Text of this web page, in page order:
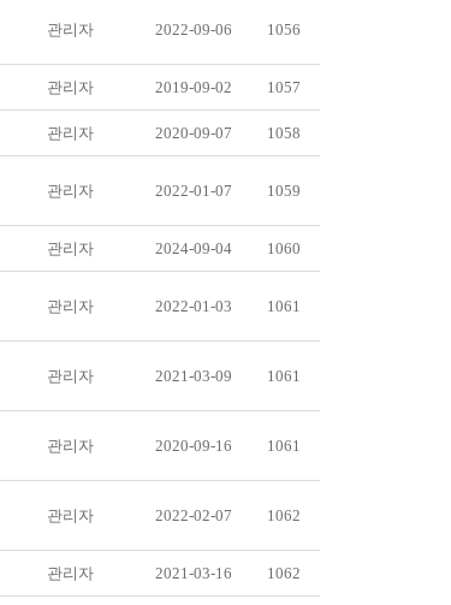
관리자 2022-09-06 1056
관리자 2019-09-02 1057
관리자 2020-09-07 1058
관리자 2022-01-07 1059
관리자 2024-09-04 1060
관리자 2022-01-03 1061
관리자 2021-03-09 1061
관리자 2020-09-16 1061
관리자 2022-02-07 1062
관리자 2021-03-16 1062